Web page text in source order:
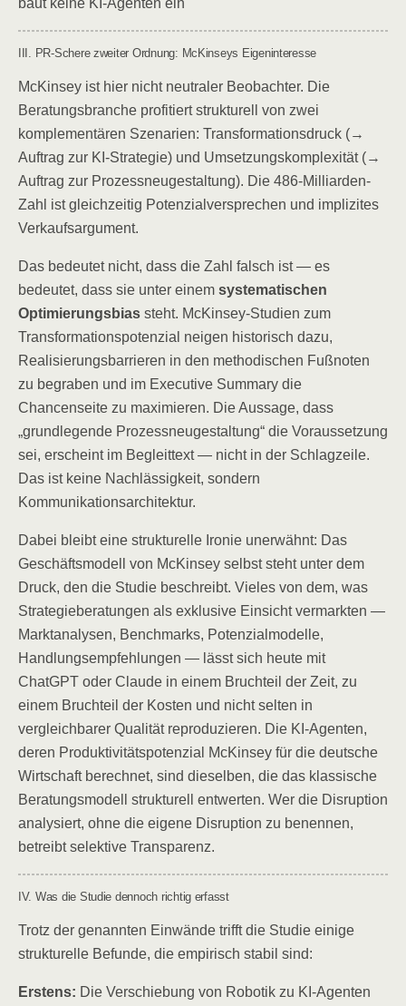
baut keine KI-Agenten ein
III. PR-Schere zweiter Ordnung: McKinseys Eigeninteresse
McKinsey ist hier nicht neutraler Beobachter. Die
Beratungsbranche profitiert strukturell von zwei
komplementären Szenarien: Transformationsdruck (→
Auftrag zur KI-Strategie) und Umsetzungskomplexität (→
Auftrag zur Prozessneugestaltung). Die 486-Milliarden-
Zahl ist gleichzeitig Potenzialversprechen und implizites
Verkaufsargument.
Das bedeutet nicht, dass die Zahl falsch ist — es
bedeutet, dass sie unter einem systematischen
Optimierungsbias steht. McKinsey-Studien zum
Transformationspotenzial neigen historisch dazu,
Realisierungsbarrieren in den methodischen Fußnoten
zu begraben und im Executive Summary die
Chancenseite zu maximieren. Die Aussage, dass
„grundlegende Prozessneugestaltung“ die Voraussetzung
sei, erscheint im Begleittext — nicht in der Schlagzeile.
Das ist keine Nachlässigkeit, sondern
Kommunikationsarchitektur.
Dabei bleibt eine strukturelle Ironie unerwähnt: Das
Geschäftsmodell von McKinsey selbst steht unter dem
Druck, den die Studie beschreibt. Vieles von dem, was
Strategieberatungen als exklusive Einsicht vermarkten —
Marktanalysen, Benchmarks, Potenzialmodelle,
Handlungsempfehlungen — lässt sich heute mit
ChatGPT oder Claude in einem Bruchteil der Zeit, zu
einem Bruchteil der Kosten und nicht selten in
vergleichbarer Qualität reproduzieren. Die KI-Agenten,
deren Produktivitätspotenzial McKinsey für die deutsche
Wirtschaft berechnet, sind dieselben, die das klassische
Beratungsmodell strukturell entwerten. Wer die Disruption
analysiert, ohne die eigene Disruption zu benennen,
betreibt selektive Transparenz.
IV. Was die Studie dennoch richtig erfasst
Trotz der genannten Einwände trifft die Studie einige
strukturelle Befunde, die empirisch stabil sind:
Erstens: Die Verschiebung von Robotik zu KI-Agenten